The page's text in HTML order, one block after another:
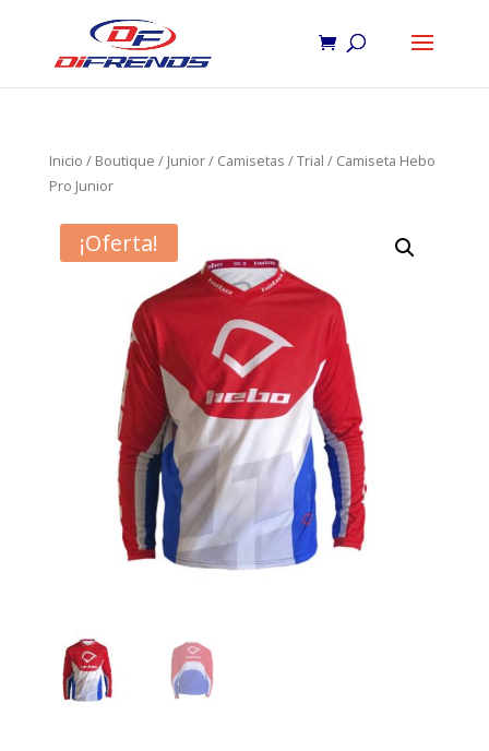
Inicio / Boutique / Junior/ Camisetas /Trial / Camiseta Hebo
Pro Junior
¡Oferta!